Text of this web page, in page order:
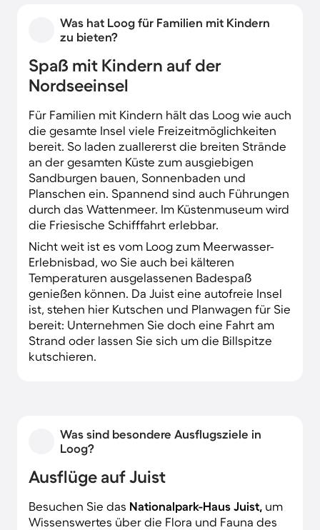
Was hat Loog für Familien mit Kindern
zu bieten?
Spaß mit Kindern auf der
Nordseeinsel
Für Familien mit Kindern hält das Loog wie auch
die gesamte Insel viele Freizeitmöglichkeiten
bereit. So laden zuallererst die breiten Strände
an der gesamten Küste zum ausgiebigen
Sandburgen bauen, Sonnenbaden und
Planschen ein. Spannend sind auch Führungen
durch das Wattenmeer. Im Küstenmuseum wird
die Friesische Schifffahrt erlebbar.
Nicht weit ist es vom Loog zum Meerwasser-
Erlebnisbad, wo Sie auch bei kälteren
Temperaturen ausgelassenen Badespaß
genießen können. Da Juist eine autofreie Insel
ist, stehen hier Kutschen und Planwagen für Sie
bereit: Unternehmen Sie doch eine Fahrt am
Strand oder lassen Sie sich um die Billspitze
kutschieren.
Was sind besondere Ausflugsziele in
Loog?
Ausflüge auf Juist
Besuchen Sie das Nationalpark-Haus Juist, um
Wissenswertes über die Flora und Fauna des